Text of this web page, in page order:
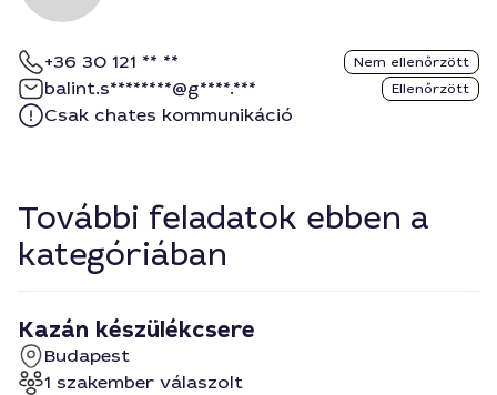
+36 30 121 ** ** Nem ellenőrzött
balint.s********@g****.*** Ellenőrzött
Csak chates kommunikáció
További feladatok ebben a
kategóriában
Kazán készülékcsere
Budapest
1 szakember válaszolt